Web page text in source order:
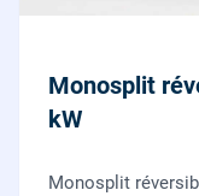
Monosplit
kW
Monosplit